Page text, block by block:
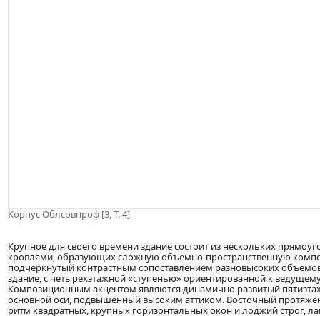
Корпус Облсовпроф [3, Т. 4]
Крупное для своего времени здание состоит из нескольких
кровлями, образующих сложную объемно-пространственную
подчеркнутый контрастным сопоставлением разновысоких
здание, с четырехэтажной «ступенью» ориентированной к
Композиционным акцентом являются динамично развитый
основной оси, подвышенный высоким аттиком. Восточный
ритм квадратных, крупных горизонтальных окон и лоджий строг,